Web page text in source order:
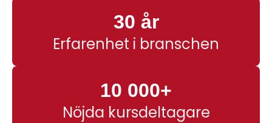
30 år
Erfarenhet i branschen
10 000+
Nöjda kursdeltagare